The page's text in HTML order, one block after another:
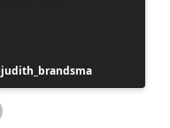
Bericht
gepubliceerd
door
judith_brandsma